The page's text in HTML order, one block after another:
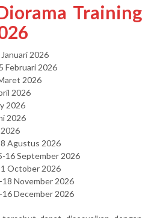
Training
2026
Februari 2026
2026
2026
2026
2026
2026
Agustus 2026
16 September 2026
October 2026
November 2026
December 2026